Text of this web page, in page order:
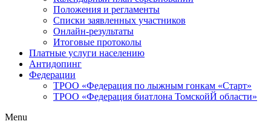
Положения и регламенты
Списки заявленных участников
Онлайн-результаты
Итоговые протоколы
Платные услуги населению
Антидопинг
Федерации
ТРОО «Федерация по лыжным гонкам «Старт»
ТРОО «Федерация биатлона ТомскойЙ области»
Menu